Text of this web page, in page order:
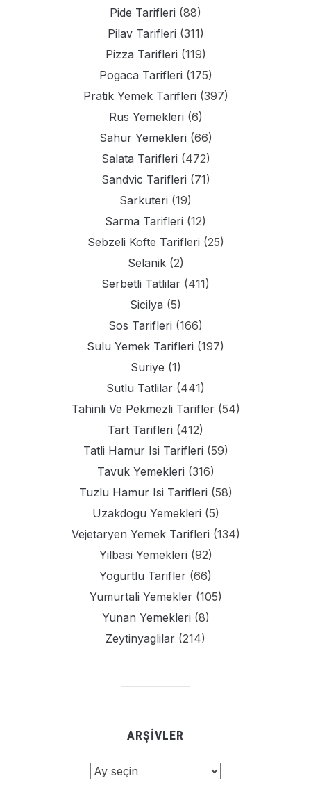
Pide Tarifleri (88)
Pilav Tarifleri (311)
Pizza Tarifleri (119)
Pogaca Tarifleri (175)
Pratik Yemek Tarifleri (397)
Rus Yemekleri (6)
Sahur Yemekleri (66)
Salata Tarifleri (472)
Sandvic Tarifleri (71)
Sarkuteri (19)
Sarma Tarifleri (12)
Sebzeli Kofte Tarifleri (25)
Selanik(2)
Serbetli Tatlilar (411)
Sicilya (5)
Sos Tarifleri (166)
Sulu Yemek Tarifleri (197)
Suriye (1)
Sutlu Tatlilar (441)
Tahinli Ve Pekmezli Tarifler(54)
Tart Tarifleri (412)
Tatli Hamur Isi Tarifleri (59)
Tavuk Yemekleri (316)
Tuzlu Hamur Isi Tarifleri (58)
Uzakdogu Yemekleri (5)
Vejetaryen Yemek Tarifleri (134)
Yilbasi Yemekleri (92)
Yogurtlu Tarifler (66)
Yumurtali Yemekler(105)
Yunan Yemekleri (8)
Zeytinyaglilar (214)
ARŞIVLER